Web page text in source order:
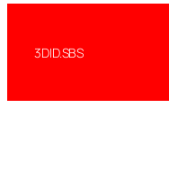
3DID.SBS